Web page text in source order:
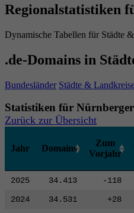
Regionalstatistiken
Dynamische Tabellen für Städte
.de-Domains in
Bundesländer Städte &
Statistiken für
Zurück zur Übersicht
Jahr Domains
Zum
Vorjahr
2025 34.413 -118
2024
34.531 +28